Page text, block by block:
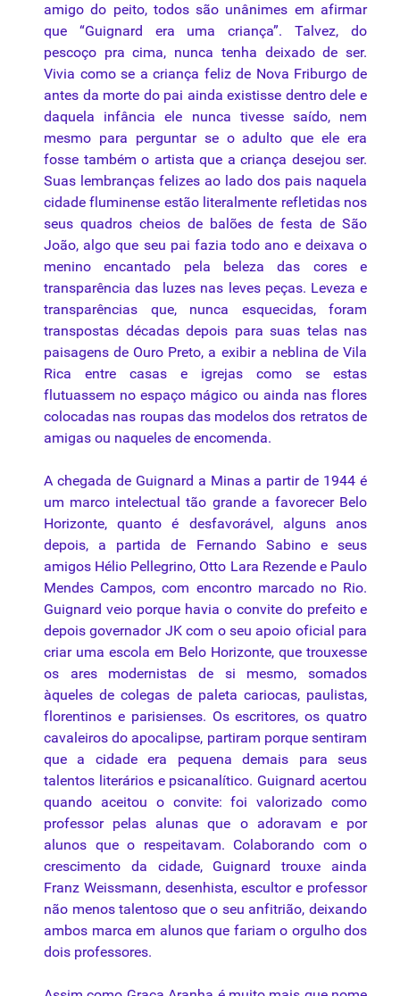
amigo do peito, todos são unânimes em afirmar
que “Guignard era uma criança”. Talvez, do
pescoço pra cima, nunca tenha deixado de ser.
Vivia como se a criança feliz de Nova Friburgo de
antes da morte do pai ainda existisse dentro dele e
daquela infância ele nunca tivesse saído, nem
mesmo para perguntar se o adulto que ele era
fosse também o artista que a criança desejou ser.
Suas lembranças felizes ao lado dos pais naquela
cidade fluminense estão literalmente refletidas nos
seus quadros cheios de balões de festa de São
João, algo que seu pai fazia todo ano e deixava o
menino encantado pela beleza das cores e
transparência das luzes nas leves peças. Leveza e
transparências que, nunca esquecidas, foram
transpostas décadas depois para suas telas nas
paisagens de Ouro Preto, a exibir a neblina de Vila
Rica entre casas e igrejas como se estas
flutuassem no espaço mágico ou ainda nas flores
colocadas nas roupas das modelos dos retratos de
amigas ou naqueles de encomenda.
A chegada de Guignard a Minas a partir de 1944 é
um marco intelectual tão grande a favorecer Belo
Horizonte, quanto é desfavorável, alguns anos
depois, a partida de Fernando Sabino e seus
amigos Hélio Pellegrino, Otto Lara Rezende e Paulo
Mendes Campos, com encontro marcado no Rio.
Guignard veio porque havia o convite do prefeito e
depois governador JK com o seu apoio oficial para
criar uma escola em Belo Horizonte, que trouxesse
os ares modernistas de si mesmo, somados
àqueles de colegas de paleta cariocas, paulistas,
florentinos e parisienses. Os escritores, os quatro
cavaleiros do apocalipse, partiram porque sentiram
que a cidade era pequena demais para seus
talentos literários e psicanalítico. Guignard acertou
quando aceitou o convite: foi valorizado como
professor pelas alunas que o adoravam e por
alunos que o respeitavam. Colaborando com o
crescimento da cidade, Guignard trouxe ainda
Franz Weissmann, desenhista, escultor e professor
não menos talentoso que o seu anfitrião, deixando
ambos marca em alunos que fariam o orgulho dos
dois professores.